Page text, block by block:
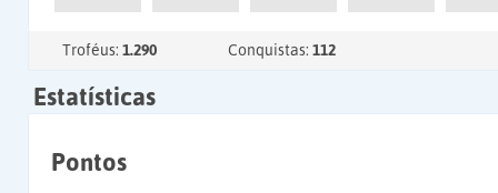
Troféus: 1.290 Conquistas: 112
Estatísticas
Pontos